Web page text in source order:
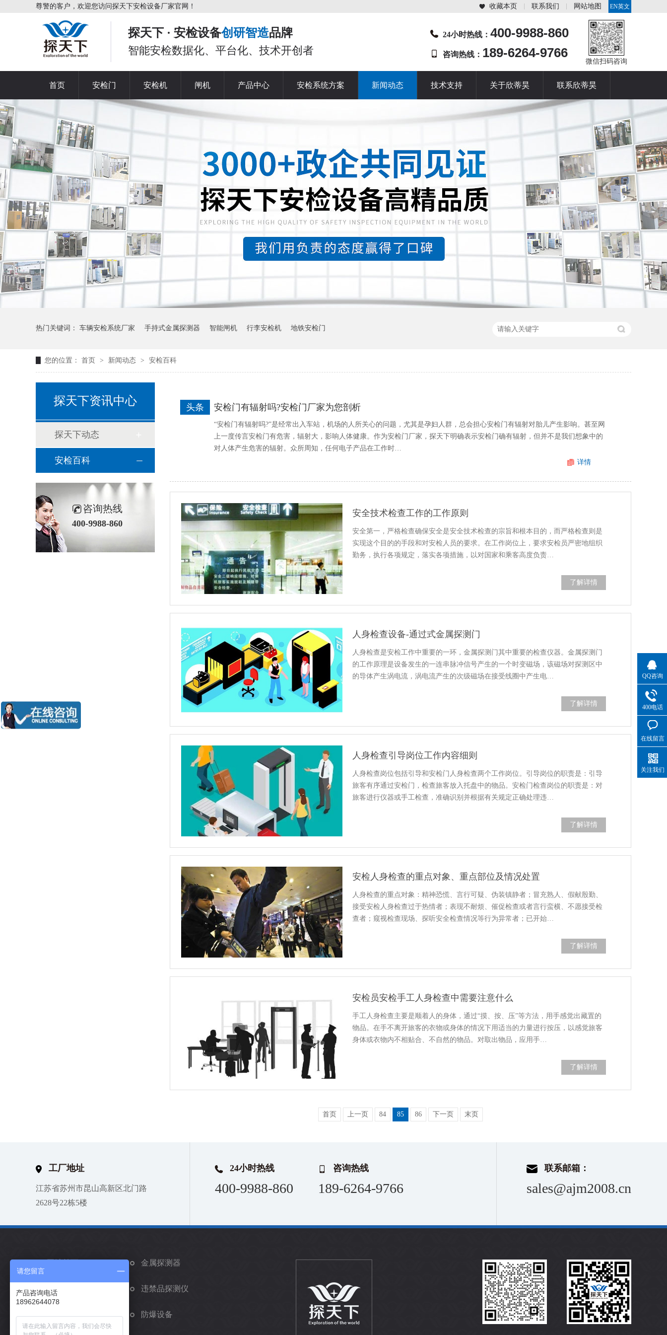
尊警的客户，欢迎您访问探天下安检设备厂家官网！
EN英文
站
收藏本页 联系我们 网站地图
探天下 · 安检设备创研智造品牌
智能安检数据化、平台化、技术开创者
24小时热线： 400-9988-860
咨询热线： 189-6264-9766
微信扫码咨询
首页 安检门 安检机 闸机 产品中心 安检系统方案 新闻动态 技术支持 关于欣蒂昊 联系欣蒂昊
热门关键词： 车辆安检系统厂家 手持式金属探测器 智能闸机 行李安检机 地铁安检门
您的位置： 首页 > 新闻动态 > 安检百科
安检门有辐射吗?安检门厂家为您剖析
头条
“安检门有辐射吗?”是经常出入车站，机场的人所关心的问题，尤其是孕妇人群，总会担心安检门有辐射对胎儿产生影响。甚至网
上一度传言安检门有危害，辐射大，影响人体健康。作为安检门厂家，探天下明确表示安检门确有辐射，但并不是我们想象中的
对人体产生危害的辐射。众所周知，任何电子产品在工作时…
详情
安全技术检查工作的工作原则
安全第一，严格检查确保安全是安全技术检查的宗旨和根本目的，而严格检查则是
实现这个目的的手段和对安检人员的要求。在工作岗位上，要求安检员严密地组织
勤务，执行各项规定，落实各项措施，以对国家和乘客高度负责…
了解详情
人身检查设备-通过式金属探测门
人身检查是安检工作中重要的一环，金属探测门其中重要的检查仪器。金属探测门
的工作原理是设备发生的一连串脉冲信号产生的一个时变磁场，该磁场对探测区中
的导体产生涡电流，涡电流产生的次级磁场在接受线圈中产生电…
了解详情
人身检查引导岗位工作内容细则
人身检查岗位包括引导和安检门人身检查两个工作岗位。引导岗位的职责是：引导
旅客有序通过安检门，检查旅客放入托盘中的物品。安检门检查岗位的职责是：对
旅客进行仪器或手工检查，准确识别并根据有关规定正确处理违…
了解详情
安检人身检查的重点对象、重点部位及情况处置
人身检查的重点对象：精神恐慌、言行可疑、伪装镇静者；冒充熟人、假献殷勤、
接受安检人身检查过于热情者；表现不耐烦、催促检查或者言行蛮横、不愿接受检
查者；窥视检查现场、探听安全检查情况等行为异常者；已开始…
了解详情
安检员安检手工人身检查中需要注意什么
手工人身检查主要是顺着人的身体，通过“摸、按、压”等方法，用手感觉出藏置的
物品。在手不离开旅客的衣物或身体的情况下用适当的力量进行按压，以感觉旅客
身体或衣物内不相贴合、不自然的物品。对取出物品，应用手…
了解详情
首页 上一页 84 85 86 下一页 末页
探天下资讯中心
探天下动态
安检百科
咨询热线
400-9988-860
工厂地址
江苏省苏州市昆山高新区北门路
2628号22栋5楼
24小时热线
400-9988-860
咨询热线
189-6264-9766
联系邮箱：
sales@ajm2008.cn
金属探测器
矫正手环 违禁品探测仪
车辆安检系统 防爆设备
QQ咨询
400电话
在线留言
关注我们
请您留言
产品咨询电话
18962644078